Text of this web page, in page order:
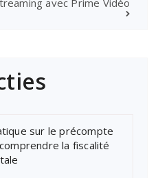
sur le précompte
la fiscalité